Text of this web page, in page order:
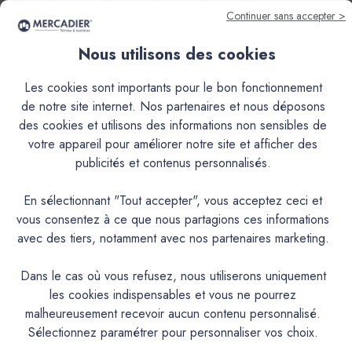
0,06
MERCADIER'
0,06
Habituellement expédié sous 24h
Disponibilité & Retraits
configurez votre projet
Avis produit
Paiement sécurisé
Retours
Continuer sans accepter >
Nous utilisons des cookies
Les cookies sont importants pour le bon fonctionnement
de notre site internet. Nos partenaires et nous déposons
des cookies et utilisons des informations non sensibles de
votre appareil pour améliorer notre site et afficher des
publicités et contenus personnalisés.
En sélectionnant "Tout accepter", vous acceptez ceci et
vous consentez à ce que nous partagions ces informations
avec des tiers, notamment avec nos partenaires marketing.
Dans le cas où vous refusez, nous utiliserons uniquement
les cookies indispensables et vous ne pourrez
malheureusement recevoir aucun contenu personnalisé.
Sélectionnez paramétrer pour personnaliser vos choix.